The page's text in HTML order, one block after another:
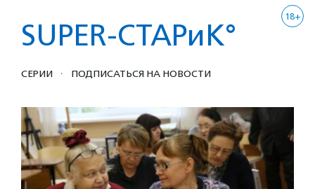
18+
SUPER-СТАРиК°
СЕРИИ · ПОДПИСАТЬСЯ НА НОВОСТИ